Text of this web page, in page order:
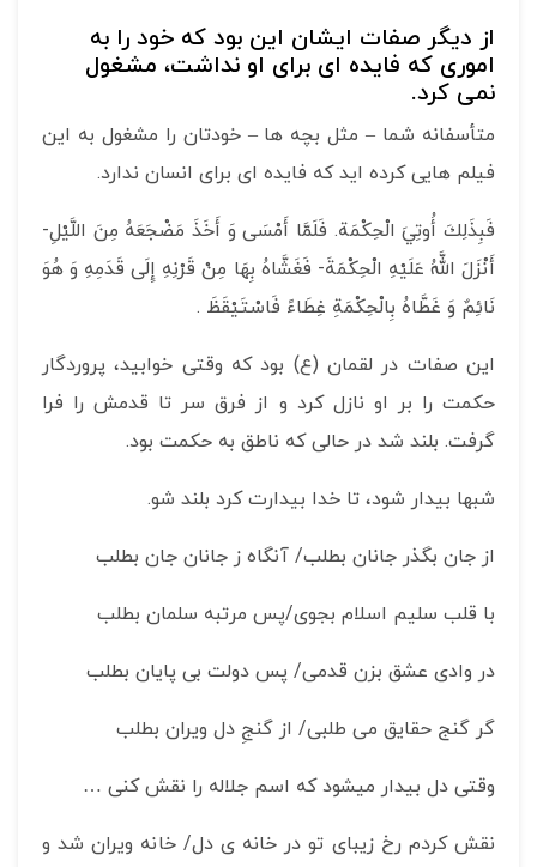
از دیگر صفات ایشان این بود که خود را به
اموری که فایده ای برای او نداشت، مشغول
نمی کرد.
متأسفانه شما – مثل بچه ها – خودتان را مشغول به این
فیلم هایی کرده اید که فایده ای برای انسان ندارد.
فَبِذَلِكَ أُوتِيَ الْحِكْمَة. فَلَمَّا أَمْسَى‏ وَ أَخَذَ مَضْجَعَهُ مِنَ اللَّيْلِ-
أَنْزَلَ اللَّهُ عَلَيْهِ الْحِكْمَةَ- فَغَشَّاهُ بِهَا مِنْ قَرْنِهِ إِلَى قَدَمِهِ وَ هُوَ
نَائِمٌ وَ غَطَّاهُ بِالْحِكْمَةِ غِطَاءً فَاسْتَيْقَظَ .
این صفات در لقمان (ع) بود که وقتی خوابید، پروردگار
حکمت را بر او نازل کرد و از فرق سر تا قدمش را فرا
گرفت. بلند شد در حالی که ناطق به حکمت بود.
شبها بیدار شود، تا خدا بیدارت کرد بلند شو.
از جان بگذر جانان بطلب/ آنگاه ز جانان جان بطلب
با قلب سلیم اسلام بجوی/پس مرتبه سلمان بطلب
در وادی عشق بزن قدمی/ پس دولت بی پایان بطلب
گر گنج حقایق می طلبی/ از گنجِ دل ویران بطلب
وقتی دل بیدار میشود که اسم جلاله را نقش کنی …
نقش کردم رخ زیبای تو در خانه ی دل/ خانه ویران شد و